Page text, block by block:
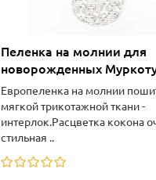
Пеленка на молнии для
новорожденных
Европеленка на молнии
мягкой трикотажной ткани -
интерлок.Расцветка кокона
стильная ..